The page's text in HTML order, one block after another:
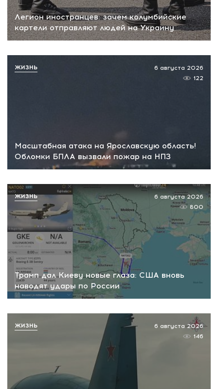
Легион иностранцев: зачем колумбийские
картели отправляют людей на Украину
Масштабная атака на Ярославскую область!
Обломки БПЛА вызвали пожар на НПЗ
6 августа 2026
122
ЖИЗНЬ
Трамп дал Киеву новые глаза: США вновь
наводят удары по России
6 августа 2026
800
ЖИЗНЬ
6 августа 2026
146
ЖИЗНЬ